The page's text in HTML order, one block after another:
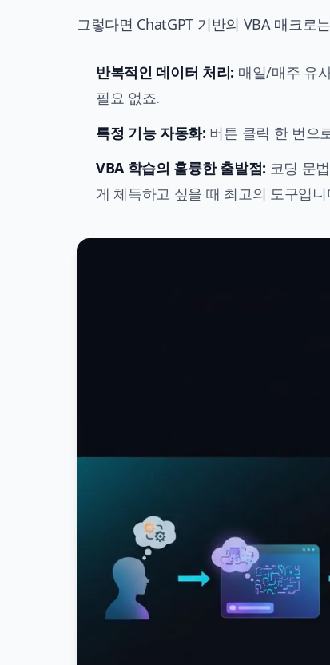
그렇다면 ChatGPT 기반의 VBA 매크로
반복적인 데이터 처리: 매일/매주 유
필요 없죠.
특정 기능 자동화: 버튼 클릭 한 번으
VBA 학습의 훌륭한 출발점: 코딩 문
게 체득하고 싶을 때 최고의 도구입니